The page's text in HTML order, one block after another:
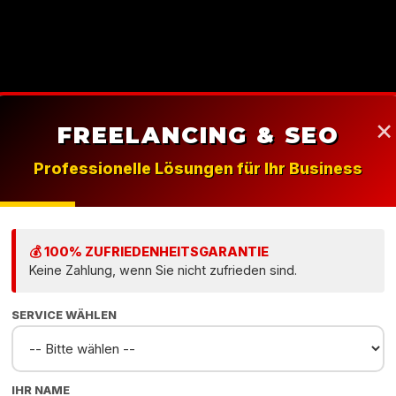
×
FREELANCING & SEO
Professionelle Lösungen für Ihr Business
💰 100% ZUFRIEDENHEITSGARANTIE
Keine Zahlung, wenn Sie nicht zufrieden sind.
SERVICE WÄHLEN
IHR NAME
Agentur